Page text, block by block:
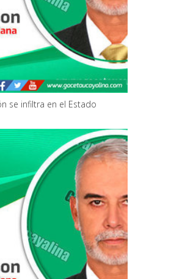
se infiltra en el Estado